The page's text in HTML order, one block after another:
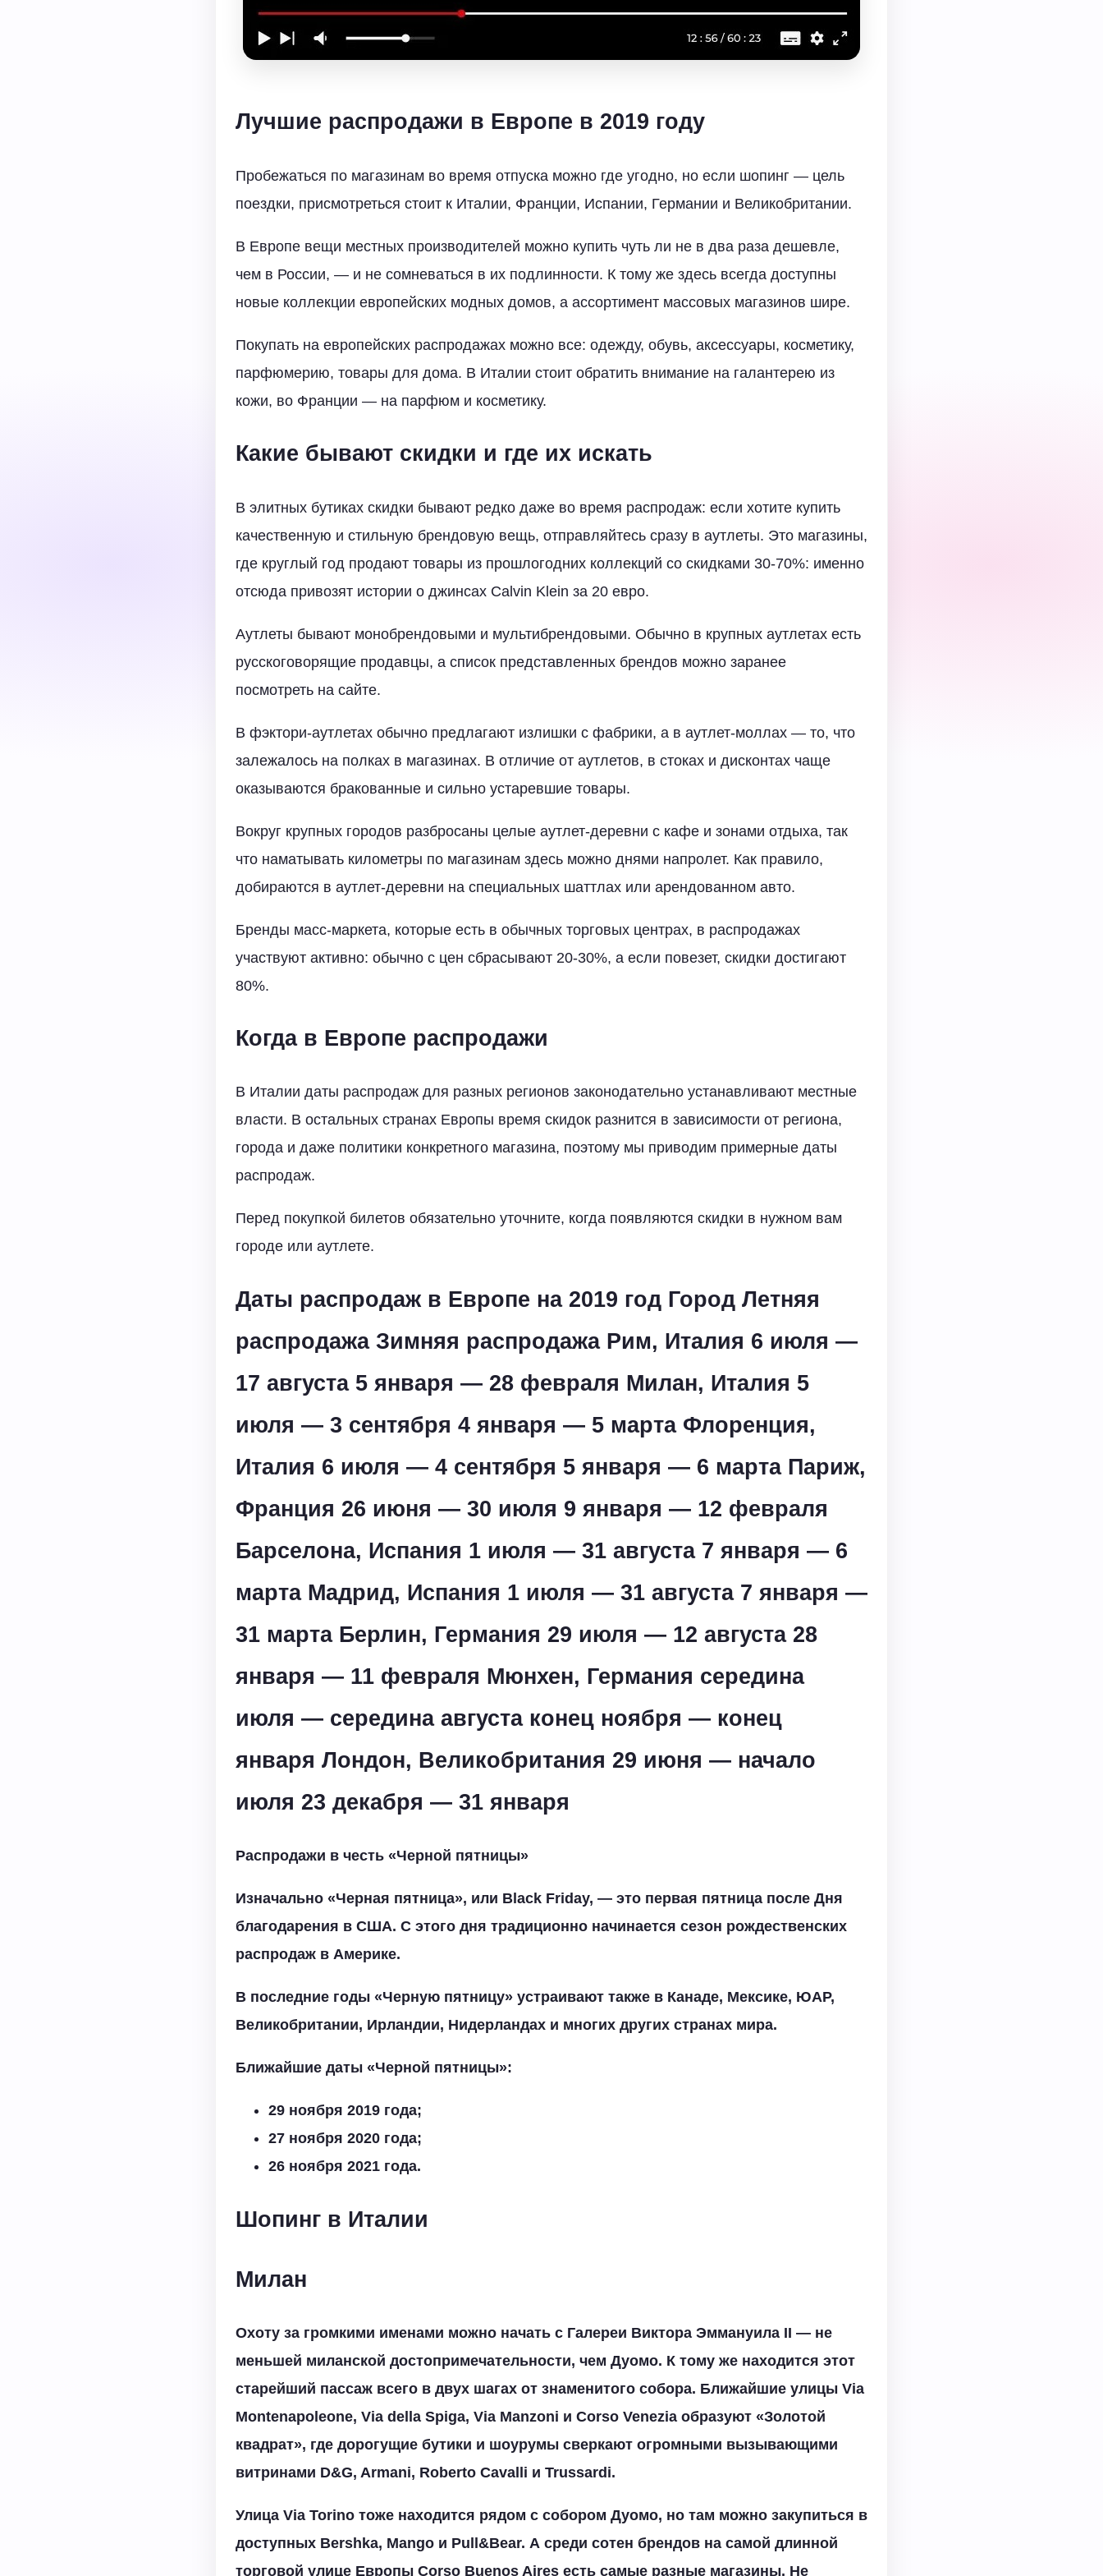
Лучшие распродажи в Европе в 2019 году
Пробежаться по магазинам во время отпуска можно где угодно, но если шопинг — цель
поездки, присмотреться стоит к Италии, Франции, Испании, Германии и Великобритании.
В Европе вещи местных производителей можно купить чуть ли не в два раза дешевле,
чем в России, — и не сомневаться в их подлинности. К тому же здесь всегда доступны
новые коллекции европейских модных домов, а ассортимент массовых магазинов шире.
Покупать на европейских распродажах можно все: одежду, обувь, аксессуары, косметику,
парфюмерию, товары для дома. В Италии стоит обратить внимание на галантерею из
кожи, во Франции — на парфюм и косметику.
Какие бывают скидки и где их искать
В элитных бутиках скидки бывают редко даже во время распродаж: если хотите купить
качественную и стильную брендовую вещь, отправляйтесь сразу в аутлеты. Это магазины,
где круглый год продают товары из прошлогодних коллекций со скидками 30-70%: именно
отсюда привозят истории о джинсах Calvin Klein за 20 евро.
Аутлеты бывают монобрендовыми и мультибрендовыми. Обычно в крупных аутлетах есть
русскоговорящие продавцы, а список представленных брендов можно заранее
посмотреть на сайте.
В фэктори-аутлетах обычно предлагают излишки с фабрики, а в аутлет-моллах — то, что
залежалось на полках в магазинах. В отличие от аутлетов, в стоках и дисконтах чаще
оказываются бракованные и сильно устаревшие товары.
Вокруг крупных городов разбросаны целые аутлет-деревни с кафе и зонами отдыха, так
что наматывать километры по магазинам здесь можно днями напролет. Как правило,
добираются в аутлет-деревни на специальных шаттлах или арендованном авто.
Бренды масс-маркета, которые есть в обычных торговых центрах, в распродажах
участвуют активно: обычно с цен сбрасывают 20-30%, а если повезет, скидки достигают
80%.
Когда в Европе распродажи
В Италии даты распродаж для разных регионов законодательно устанавливают местные
власти. В остальных странах Европы время скидок разнится в зависимости от региона,
города и даже политики конкретного магазина, поэтому мы приводим примерные даты
распродаж.
Перед покупкой билетов обязательно уточните, когда появляются скидки в нужном вам
городе или аутлете.
Даты распродаж в Европе на 2019 год Город Летняя
распродажа Зимняя распродажаРим, Италия 6 июля —
17 августа 5 января — 28 февраля Милан, Италия 5
июля — 3 сентября 4 января — 5 марта Флоренция,
Италия 6 июля — 4 сентября 5 января — 6 марта Париж,
Франция 26 июня — 30 июля 9 января — 12 февраля
Барселона, Испания 1 июля — 31 августа 7 января — 6
марта Мадрид, Испания 1 июля — 31 августа 7 января —
31 марта Берлин, Германия 29 июля — 12 августа 28
января — 11 февраля Мюнхен, Германия середина
июля — середина августа конец ноября — конец
января Лондон, Великобритания 29 июня — начало
июля 23 декабря — 31 января
Распродажи в честь «Черной пятницы»
Изначально «Черная пятница», или Black Friday, — это первая пятница после Дня
благодарения в США. С этого дня традиционно начинается сезон рождественских
распродаж в Америке.
В последние годы «Черную пятницу» устраивают также в Канаде, Мексике, ЮАР,
Великобритании, Ирландии, Нидерландах и многих других странах мира.
Ближайшие даты «Черной пятницы»:
29 ноября 2019 года;
27 ноября 2020 года;
26 ноября 2021 года.
Шопинг в Италии
Милан
Охоту за громкими именами можно начать с Галереи Виктора Эммануила II — не
меньшей миланской достопримечательности, чем Дуомо. К тому же находится этот
старейший пассаж всего в двух шагах от знаменитого собора. Ближайшие улицы Via
Montenapoleone, Via della Spiga, Via Manzoni и Corso Venezia образуют «Золотой
квадрат», где дорогущие бутики и шоурумы сверкают огромными вызывающими
витринами D&G, Armani, Roberto Cavalli и Trussardi.
Улица Via Torino тоже находится рядом с собором Дуомо, но там можно закупиться в
доступных Bershka, Mango и Pull&Bear. А среди сотен брендов на самой длинной
торговой улице Европы Corso Buenos Aires есть самые разные магазины. Не